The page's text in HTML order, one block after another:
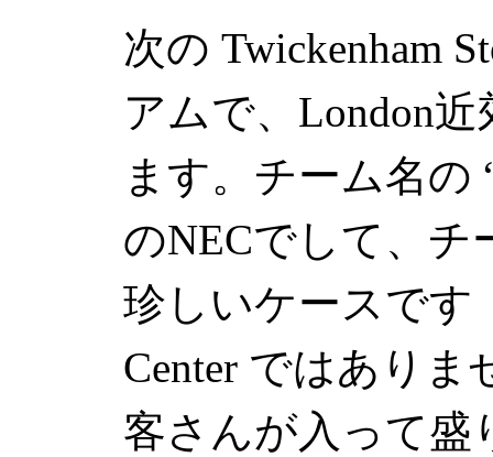
次の Twickenham
アムで、 London近
ます。チーム名の
のNECでして、チ
珍しいケースです
Center ではありま
客さんが入って盛